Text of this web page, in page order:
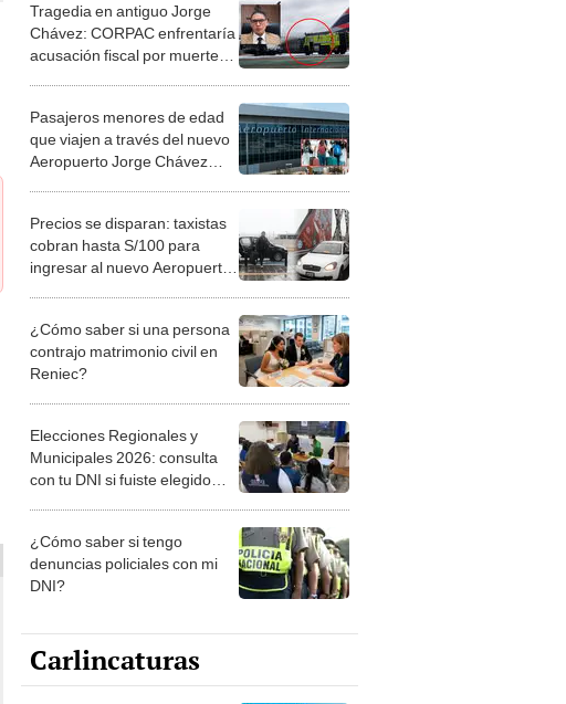
Tragedia en antiguo Jorge
Chávez: CORPAC enfrentaría
acusación fiscal por muerte
Pasajeros menores de edad
que viajen a través del nuevo
Aeropuerto Jorge Chávez
Precios se disparan: taxistas
cobran hasta S/100 para
ingresar al nuevo Aeropuerto
¿Cómo saber si una persona
contrajo matrimonio civil en
Reniec?
Elecciones Regionales y
Municipales 2026: consulta
con tu DNI si fuiste elegido
la ONPE
¿Cómo saber si tengo
denuncias policiales con mi
DNI?
Carlincaturas